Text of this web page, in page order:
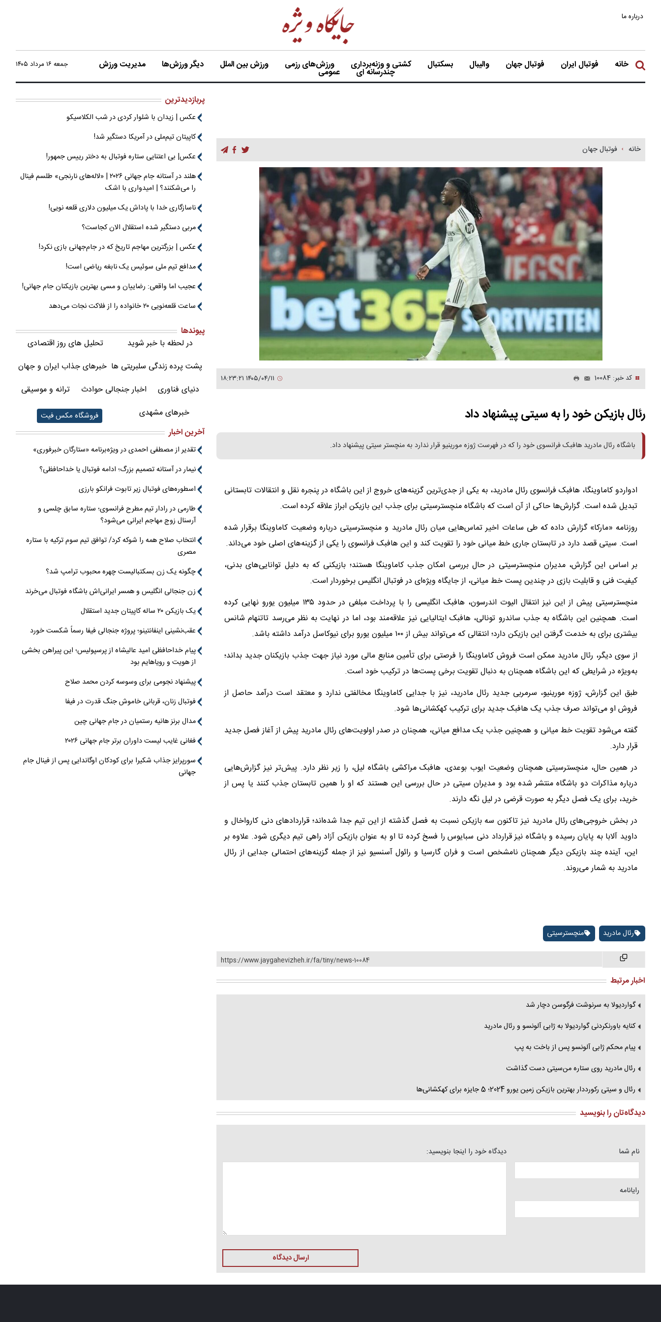
درباره ما
خانه فوتبال ایران فوتبال جهان والیبال بسکتبال کشتی و وزنه‌برداری ورزش‌های رزمی ورزش بین الملل دیگر ورزش‌ها مدیریت ورزش
چندرسانه ای عمومی
جمعه ۱۶ مرداد ۱۴۰۵
خانه فوتبال جهان
کد خبر: 10084
رئال بازیکن خود را به سیتی پیشنهاد داد
باشگاه رئال مادرید هافبک فرانسوی خود را که در فهرست ژوزه مورینیو قرار ندارد به منچستر سیتی پیشنهاد داد.
ادواردو کاماوینگا، هافبک فرانسوی رئال مادرید، به یکی از جدی‌ترین گزینه‌های خروج از این باشگاه در پنجره نقل‌ و انتقالات تابستانی
تبدیل شده است. گزارش‌ها حاکی از آن است که باشگاه منچسترسیتی برای جذب این بازیکن ابراز علاقه کرده است.
روزنامه «مارکا» گزارش داده که طی ساعات اخیر تماس‌هایی میان رئال مادرید و منچسترسیتی درباره وضعیت کاماوینگا برقرار شده
است. سیتی قصد دارد در تابستان جاری خط میانی خود را تقویت کند و این هافبک فرانسوی را یکی از گزینه‌های اصلی خود می‌داند.
بر اساس این گزارش، مدیران منچسترسیتی در حال بررسی امکان جذب کاماوینگا هستند؛ بازیکنی که به دلیل توانایی‌های بدنی،
کیفیت فنی و قابلیت بازی در چندین پست خط میانی، از جایگاه ویژه‌ای در فوتبال انگلیس برخوردار است.
منچسترسیتی پیش از این نیز انتقال الیوت اندرسون، هافبک انگلیسی را با پرداخت مبلغی در حدود ۱۳۵ میلیون یورو نهایی کرده
است. همچنین این باشگاه به جذب ساندرو تونالی، هافبک ایتالیایی نیز علاقه‌مند بود، اما در نهایت به نظر می‌رسد تاتنهام شانس
بیشتری برای به خدمت گرفتن این بازیکن دارد؛ انتقالی که می‌تواند بیش از ۱۰۰ میلیون یورو برای نیوکاسل درآمد داشته باشد.
از سوی دیگر، رئال مادرید ممکن است فروش کاماوینگا را فرصتی برای تأمین منابع مالی مورد نیاز جهت جذب بازیکنان جدید بداند؛
به‌ویژه در شرایطی که این باشگاه همچنان به دنبال تقویت برخی پست‌ها در ترکیب خود است.
طبق این گزارش، ژوزه مورینیو، سرمربی جدید رئال مادرید، نیز با جدایی کاماوینگا مخالفتی ندارد و معتقد است درآمد حاصل از
فروش او می‌تواند صرف جذب یک هافبک جدید برای ترکیب کهکشانی‌ها شود.
گفته می‌شود تقویت خط میانی و همچنین جذب یک مدافع میانی، همچنان در صدر اولویت‌های رئال مادرید پیش از آغاز فصل جدید
قرار دارد.
در همین حال، منچسترسیتی همچنان وضعیت ایوب بوعدی، هافبک مراکشی باشگاه لیل، را زیر نظر دارد. پیش‌تر نیز گزارش‌هایی
درباره مذاکرات دو باشگاه منتشر شده بود و مدیران سیتی در حال بررسی این هستند که او را همین تابستان جذب کنند یا پس از
خرید، برای یک فصل دیگر به صورت قرضی در لیل نگه دارند.
در بخش خروجی‌های رئال مادرید نیز تاکنون سه بازیکن نسبت به فصل گذشته از این تیم جدا شده‌اند؛ قراردادهای دنی کارواخال و
داوید آلابا به پایان رسیده و باشگاه نیز قرارداد دنی سبایوس را فسخ کرده تا او به عنوان بازیکن آزاد راهی تیم دیگری شود. علاوه بر
این، آینده چند بازیکن دیگر همچنان نامشخص است و فران گارسیا و رائول آسنسیو نیز از جمله گزینه‌های احتمالی جدایی از رئال
مادرید به شمار می‌روند.
رئال مادرید منچسترسیتی
https://www.jaygahevizheh.ir/fa/tiny/news-10084
اخبار مرتبط
گواردیولا به سرنوشت فرگوسن دچار شد
کنایه باورنکردنی گواردیولا به ژابی آلونسو و رئال مادرید
پیام محکم ژابی آلونسو پس از باخت به پپ
رئال مادرید روی ستاره من‌سیتی دست گذاشت
رئال و سیتی رکورددار بهترین بازیکن زمین یورو 2024؛ 5 جایزه برای کهکشانی‌ها
دیدگاه‌تان را بنویسید
نام شما
رایانامه
دیدگاه خود را اینجا بنویسید:
ارسال دیدگاه
پربازدیدترین
عکس | زیدان با شلوار کردی در شب الکلاسیکو
کاپیتان تیم‌ملی در آمریکا دستگیر شد!
عکس| بی اعتنایی ستاره فوتبال به دختر رییس جمهور!
هلند در آستانه جام جهانی ۲۰۲۶ | «لاله‌های نارنجی» طلسم فینال
را می‌شکنند؟ | امیدواری با اشک
ناسازگاری خدا با پاداش یک میلیون دلاری قلعه نویی!
مربی دستگیر شده استقلال الان کجاست؟
عکس | بزرگترین مهاجم تاریخ که در جام‌جهانی بازی نکرد!
مدافع تیم ملی سوئیس یک نابغه ریاضی است!
عجیب اما واقعی: رضاییان و مسی بهترین بازیکنان جام جهانی!
ساعت قلعه‌نویی ۲۰ خانواده را از فلاکت نجات می‌دهد
پیوندها
در لحظه با خبر شوید
تحلیل های روز اقتصادی
پشت پرده زندگی سلبریتی ها خبرهای جذاب ایران و جهان
دنیای فناوری
اخبار جنجالی حوادث
ترانه و موسیقی
خبرهای مشهدی
فروشگاه مکس فیت
آخرین اخبار
تقدیر از مصطفی احمدی در ویژه‌برنامه «ستارگان خبرفوری»
نیمار در آستانه تصمیم بزرگ؛ ادامه فوتبال یا خداحافظی؟
اسطوره‌های فوتبال زیر تابوت فرانکو بارزی
طارمی در رادار تیم مطرح فرانسوی؛ ستاره سابق چلسی و
آرسنال زوج مهاجم ایرانی می‌شود؟
انتخاب صلاح همه را شوکه کرد/ توافق تیم سوم ترکیه با ستاره
مصری
چگونه یک زن بسکتبالیست چهره محبوب ترامپ شد؟
زن جنجالی انگلیس و همسر ایرانی‌اش باشگاه فوتبال می‌خرند
یک بازیکن ۲۰ ساله کاپیتان جدید استقلال
عقب‌نشینی اینفانتینو؛ پروژه جنجالی فیفا رسماً شکست خورد
پیام خداحافظی امید عالیشاه از پرسپولیس؛ این پیراهن بخشی
از هویت و رویاهایم بود
پیشنهاد نجومی برای وسوسه کردن محمد صلاح
فوتبال زنان، قربانی خاموش جنگ قدرت در فیفا
مدال برنز هانیه رستمیان در جام جهانی چین
فغانی غایب لیست داوران برتر جام جهانی ۲۰۲۶
سورپرایز جذاب شکیرا برای کودکان اوگاندایی پس از فینال جام
جهانی